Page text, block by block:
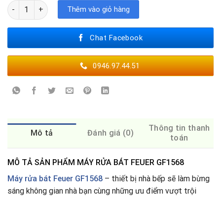
MÁY RỬA BÁT FEUER GF 1568 số lượng
Thêm vào giỏ hàng
Chat Facebook
0946.97.44.51
Mô tả Đánh giá (0)
Thông tin thanh
toán
MÔ TẢ SẢN PHẨM MÁY RỬA BÁT FEUER GF1568
Máy rửa bát Feuer GF1568 – thiết bị nhà bếp sẽ làm bừng
sáng không gian nhà bạn cùng những ưu điểm vượt trội